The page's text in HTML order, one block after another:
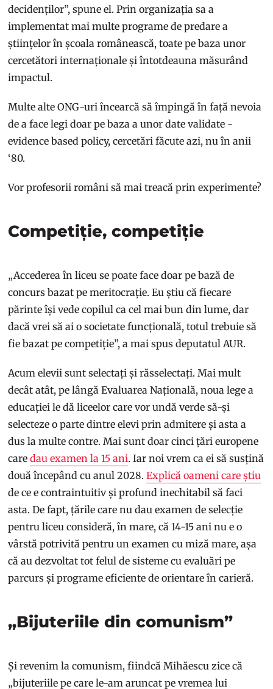
decidenților”, spune el. Prin organizația sa a
implementat mai multe programe de predare a
științelor în școala românească, toate pe baza unor
cercetători internaționale și întotdeauna măsurând
impactul.
Multe alte ONG-uri încearcă să împingă în față nevoia
de a face legi doar pe baza a unor date validate -
evidence based policy, cercetări făcute azi, nu în anii
‘80.
Vor profesorii români să mai treacă prin experimente?
Competiție, competiție
„Accederea în liceu se poate face doar pe bază de
concurs bazat pe meritocrație. Eu știu că fiecare
părinte își vede copilul ca cel mai bun din lume, dar
dacă vrei să ai o societate funcțională, totul trebuie să
fie bazat pe competiție”, a mai spus deputatul AUR.
Acum elevii sunt selectați și răsselectați. Mai mult
decât atât, pe lângă Evaluarea Națională, noua lege a
educației le dă liceelor care vor undă verde să-și
selecteze o parte dintre elevi prin admitere și asta a
dus la multe contre. Mai sunt doar cinci țări europene
caredau examen la 15 ani. Iar noi vrem ca ei să susțină
două începând cu anul 2028.Explică oameni care știu
de ce e contraintuitiv și profund inechitabil să faci
asta. De fapt, țările care nu dau examen de selecție
pentru liceu consideră, în mare, că 14-15 ani nu e o
vârstă potrivită pentru un examen cu miză mare, așa
că au dezvoltat tot felul de sisteme cu evaluări pe
parcurs și programe eficiente de orientare în carieră.
„Bijuteriile din comunism”
Și revenim la comunism, fiindcă Mihăescu zice că
„bijuteriile pe care le-am aruncat pe vremea lui